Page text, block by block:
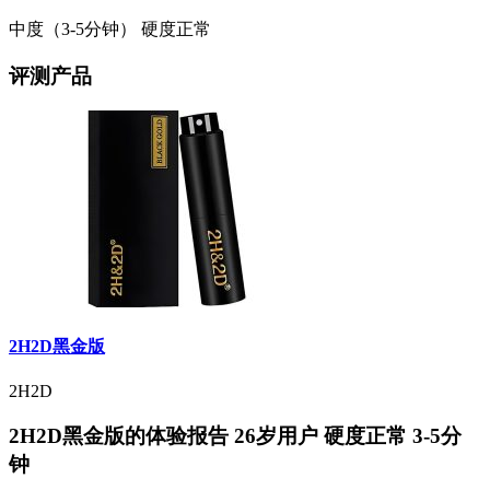
中度（3-5分钟） 硬度正常
评测产品
2H2D黑金版
2H2D
2H2D黑金版的体验报告 26岁用户 硬度正常 3-5分
钟